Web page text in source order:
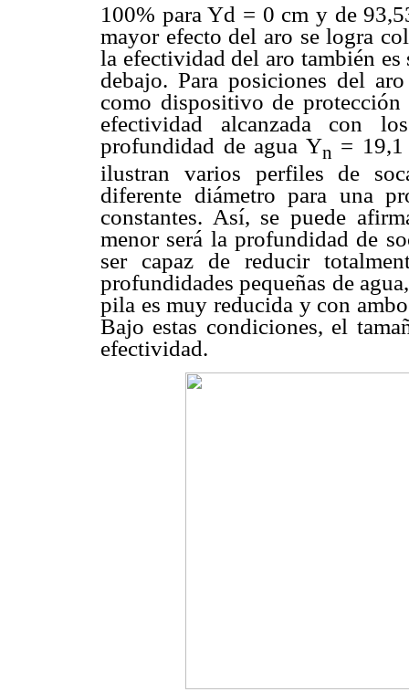
100% para Yd = 0 cm y de
mayor efecto del aro se logra
la efectividad del aro también
debajo. Para posiciones del
como dispositivo de
efectividad alcanzada con
profundidad de agua Yn = 19,1
ilustran varios perfiles de
diferente diámetro para una
constantes. Así, se puede
menor será la profundidad de
ser capaz de reducir
profundidades pequeñas de
pila es muy reducida y con
Bajo estas condiciones, el
efectividad.